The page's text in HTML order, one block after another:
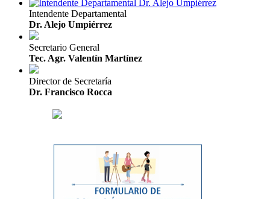
Intendente Departamental
Dr. Alejo Umpiérrez
Secretario General
Tec. Agr. Valentín Martínez
Director de Secretaría
Dr. Francisco Rocca